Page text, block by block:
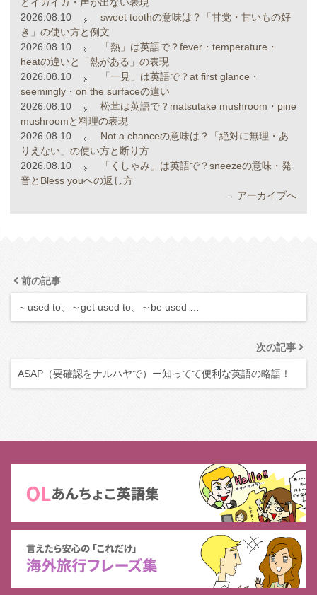
とイガイガ・声が出ない表現
2026.08.10
sweet toothの意味は？「甘党・甘いもの好
き」の使い方と例文
2026.08.10
「熱」は英語で？fever・temperature・
heatの違いと「熱がある」の表現
2026.08.10
「一見」は英語で？at first glance・
seemingly・on the surfaceの違い
2026.08.10
松茸は英語で？matsutake mushroom・pine
mushroomと料理の表現
2026.08.10
Not a chanceの意味は？「絶対に無理・あ
りえない」の使い方と断り方
2026.08.10
「くしゃみ」は英語で？sneezeの意味・発
音とBless youへの返し方
→ アーカイブへ
前の記事
～used to、～get used to、～be used …
次の記事
ASAP（要確認をナルハヤで）ー知ってて便利な英語の略語！